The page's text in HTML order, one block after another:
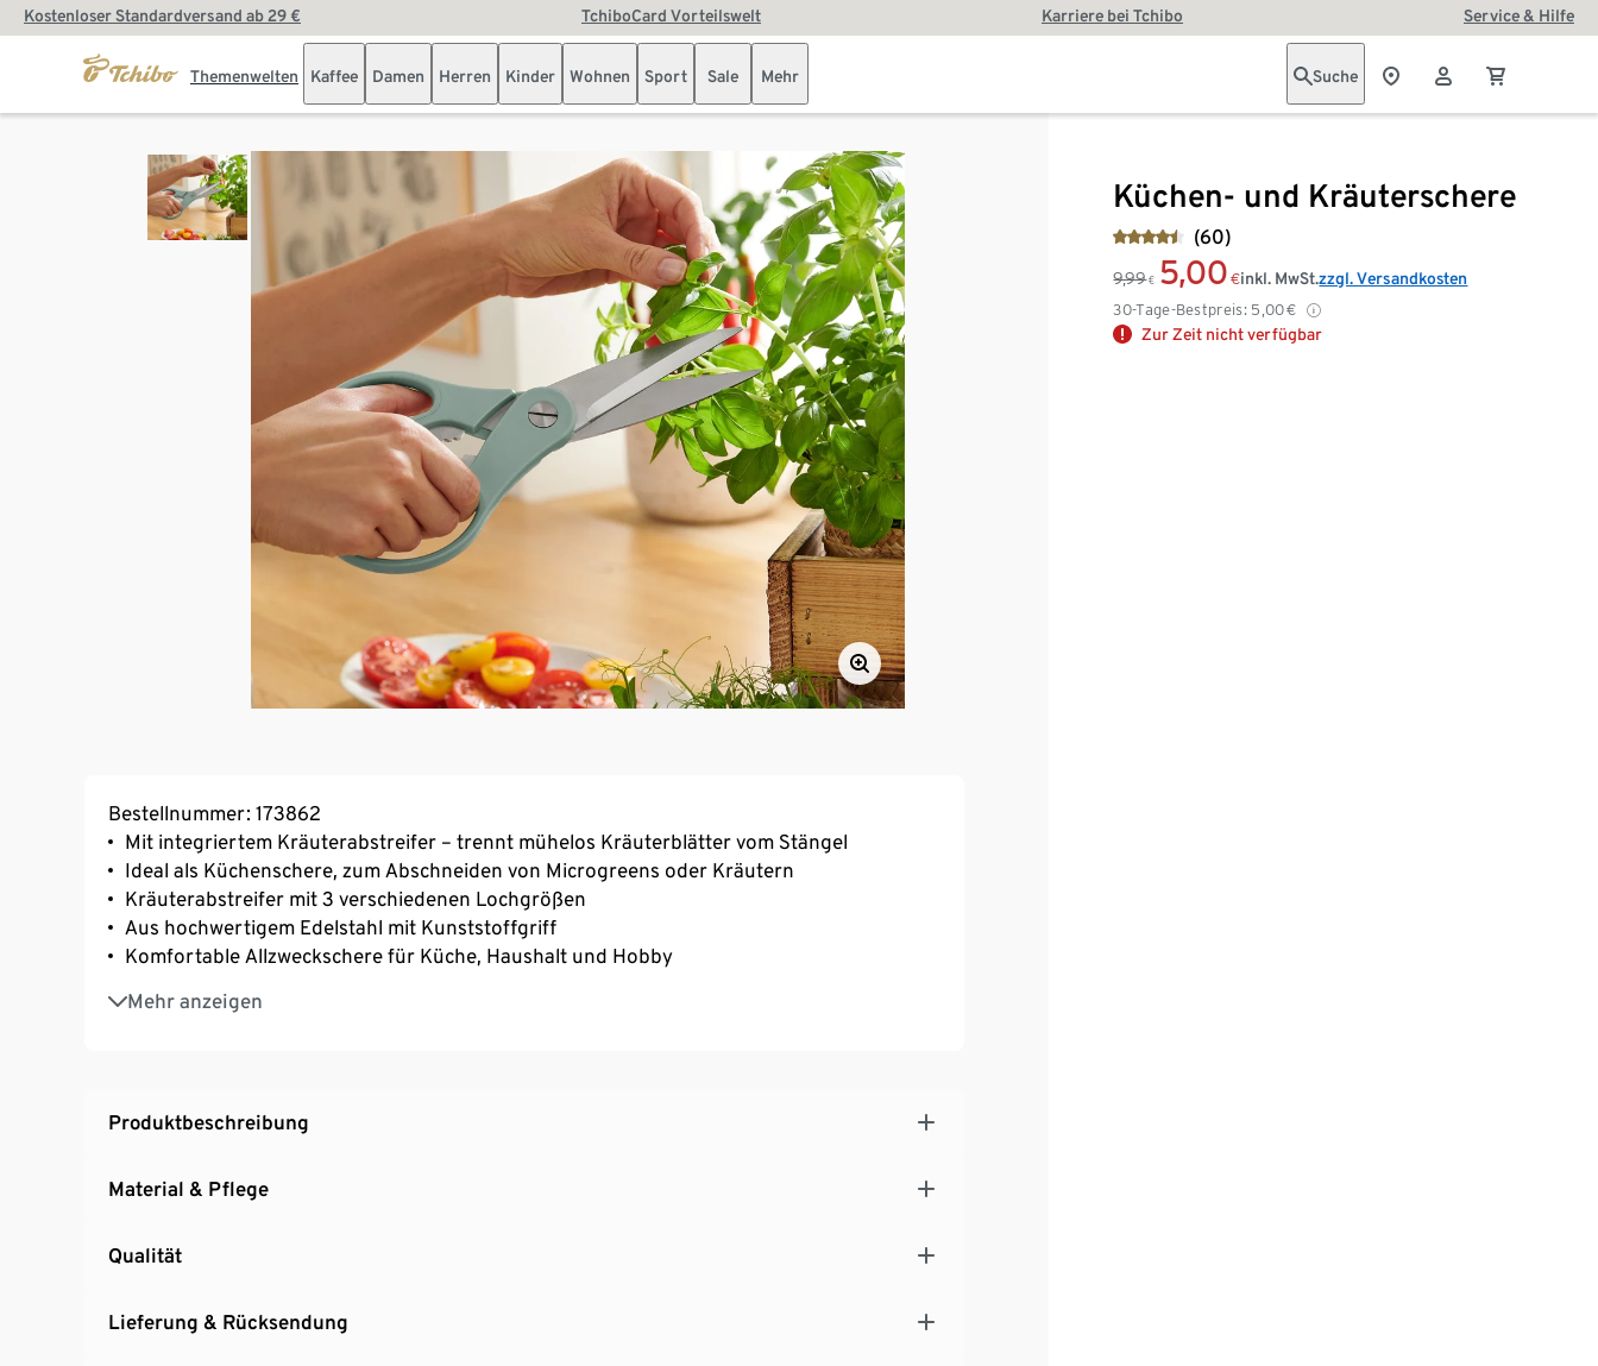
Kostenloser Standardversand ab 29 € TchiboCard Vorteilswelt Karriere bei Tchibo Service & Hilfe
Themenwelten Kaffee Damen Herren Kinder Wohnen Sport Sale Mehr Suche
Küchen- und Kräuterschere
(60)
9,99 € 5,00 €
30-Tage-Bestpreis: 5,00€
inkl. MwSt.zzgl. Versandkosten
Zur Zeit nicht verfügbar
Bestellnummer: 173862
Mit integriertem Kräuterabstreifer – trennt mühelos Kräuterblätter vom Stängel
Ideal als Küchenschere, zum Abschneiden von Microgreens oder Kräutern
Kräuterabstreifer mit 3 verschiedenen Lochgrößen
Aus hochwertigem Edelstahl mit Kunststoffgriff
Komfortable Allzweckschere für Küche, Haushalt und Hobby
Mehr anzeigen
Weiche Haptik im Griff verhindert unangenehme Durckstellen und Verrutschen
Schnelle und einfache Anwendung
Produktbeschreibung
Material & Pflege
Qualität
Lieferung & Rücksendung